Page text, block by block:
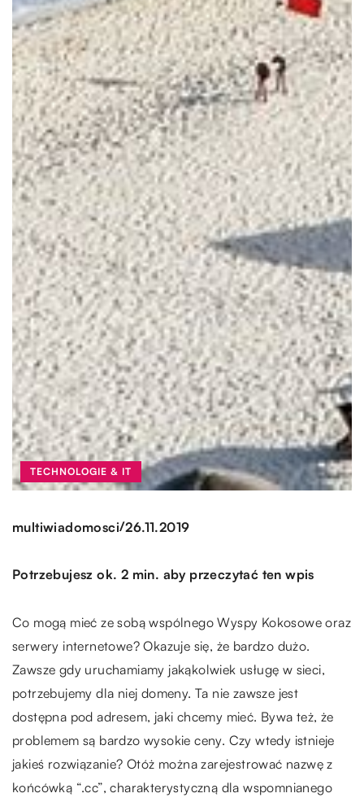
TECHNOLOGIE & IT
multiwiadomosci/26.11.2019
Potrzebujesz ok. 2 min. aby przeczytać ten wpis
Co mogą mieć ze sobą wspólnego Wyspy Kokosowe oraz
serwery internetowe? Okazuje się, że bardzo dużo.
Zawsze gdy uruchamiamy jakąkolwiek usługę w sieci,
potrzebujemy dla niej domeny. Ta nie zawsze jest
dostępna pod adresem, jaki chcemy mieć. Bywa też, że
problemem są bardzo wysokie ceny. Czy wtedy istnieje
jakieś rozwiązanie? Otóż można zarejestrować nazwę z
końcówką “.cc”, charakterystyczną dla wspomnianego